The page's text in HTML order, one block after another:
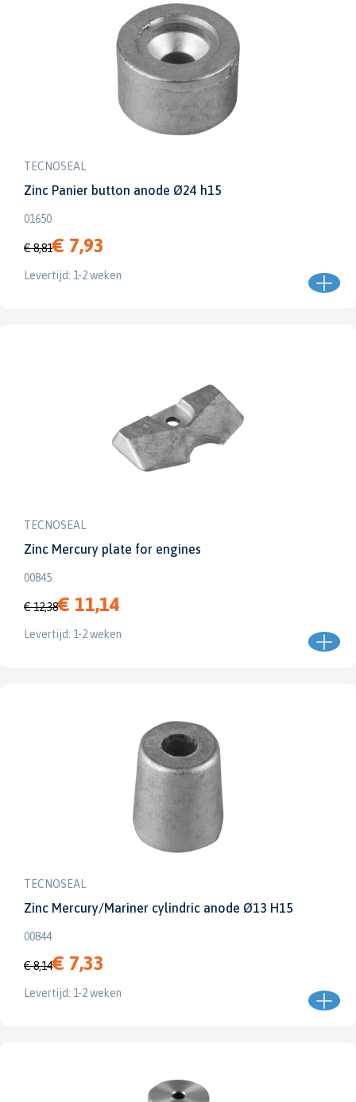
TECNOSEAL
Zinc Panier button anode Ø24 h15
01650
€ 8,81€ 7,93
Levertijd: 1-2 weken
TECNOSEAL
Zinc Mercury plate for engines
00845
€ 12,38€ 11,14
Levertijd: 1-2 weken
TECNOSEAL
Zinc Mercury/Mariner cylindric anode Ø13 H15
00844
€ 8,14€ 7,33
Levertijd: 1-2 weken